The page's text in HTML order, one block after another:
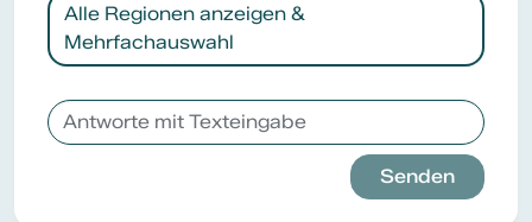
Alle Regionen anzeigen &
Mehrfachauswahl
Senden